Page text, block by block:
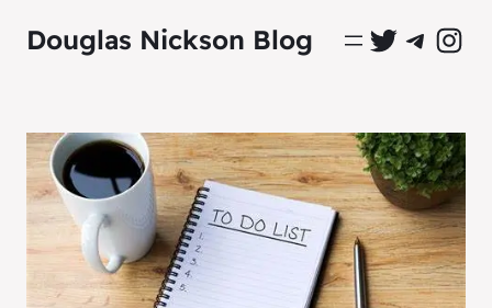
Douglas Nickson Blog Perfil Oficial no Twitter
Grupo Oficial no
Perfil